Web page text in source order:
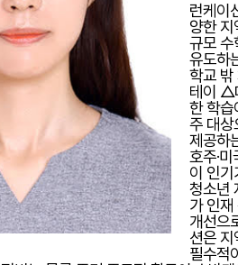
런케이
양한
규모 수
유도하
학교 밖
테이 △
한 학
주 대상
제공하
호주·
이 인
청소년
가 인
개선으
션은 지
필수적